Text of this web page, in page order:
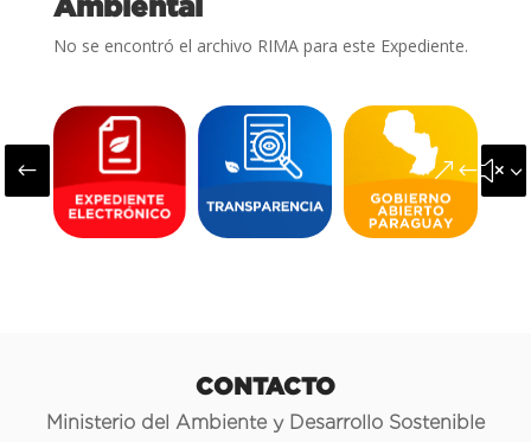
No se encontró el archivo RIMA para este Expediente.
#
CONTACTO
Ministerio del Ambiente y Desarrollo Sostenible